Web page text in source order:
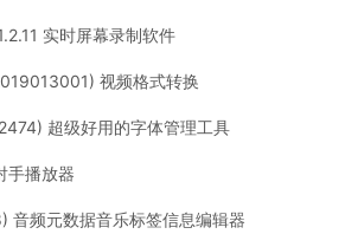
实时屏幕录制软件
视频格式转换
超级好用的字体管理工具
手播放器
音频元数据音乐标签信息编辑器